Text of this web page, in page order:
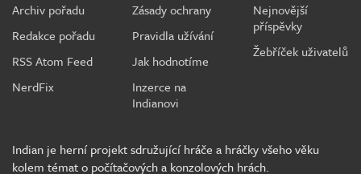
Archiv pořadu
Redakce pořadu
RSS Atom Feed
NerdFix
Zásady ochrany
Pravidla užívání
Jak hodnotíme
Inzerce na
Indianovi
Nejnovější
příspěvky
Žebříček uživatelů
Indian je herní projekt sdružující hráče a hráčky všeho věku
kolem témat o počítačových a konzolových hrách.